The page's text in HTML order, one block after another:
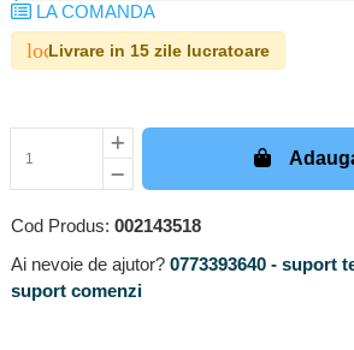
LA COMANDA
local_shipping
Livrare in 15 zile lucratoare
Cod Produs: 002143518
Ai nevoie de ajutor? 0773393640 - suport
suport comenzi